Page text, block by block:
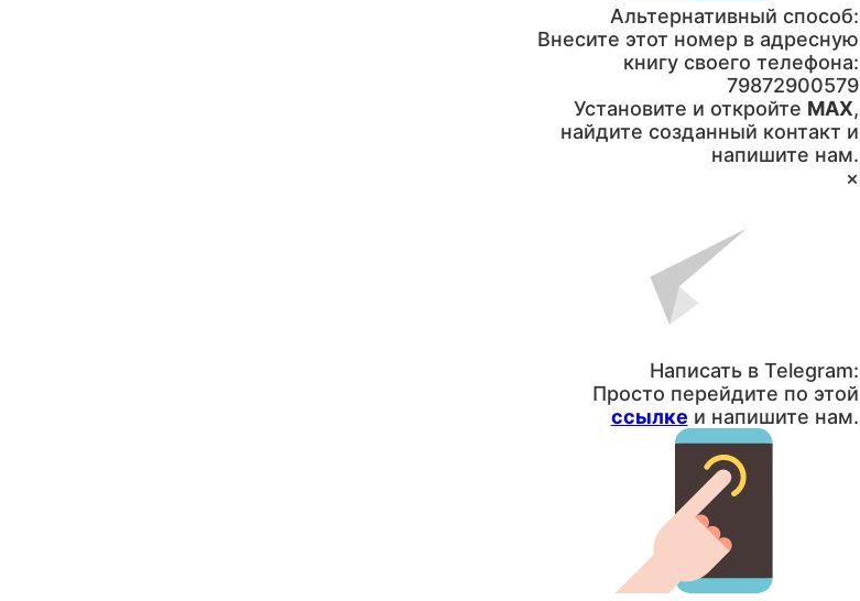
Альтернативный способ:
Внесите этот номер в адресную
книгу своего телефона:
79872900579
Установите и откройте MAX,
найдите созданный контакт и
напишите нам.
×
Написать в Telegram:
Просто перейдите по этой
ссылке и напишите нам.